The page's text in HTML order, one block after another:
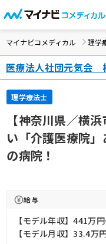
マイナビコメディカル 理学
医療法人社団元気会
理学療法士
【神奈川県／横
い「介護医療院
の病院！
給与
【モデル年収】441万
【モデル月収】33.4